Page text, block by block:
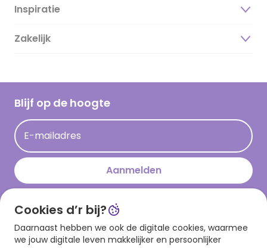
Over ons
Duurzaamheid
Hallmark Kaartclub
Acties
Persberichten
Hallmark en Kinderpostzegels
Inspiratie
Magazine
Cadeau inspiratie
Kaartinspiratie
Zakelijk
Blijf op de hoogte
E-mailadres
Aanmelden
Download onze app
Cookies d’r bij?
Daarnaast hebben we ook de digitale cookies, waarmee
we jouw digitale leven makkelijker en persoonlijker